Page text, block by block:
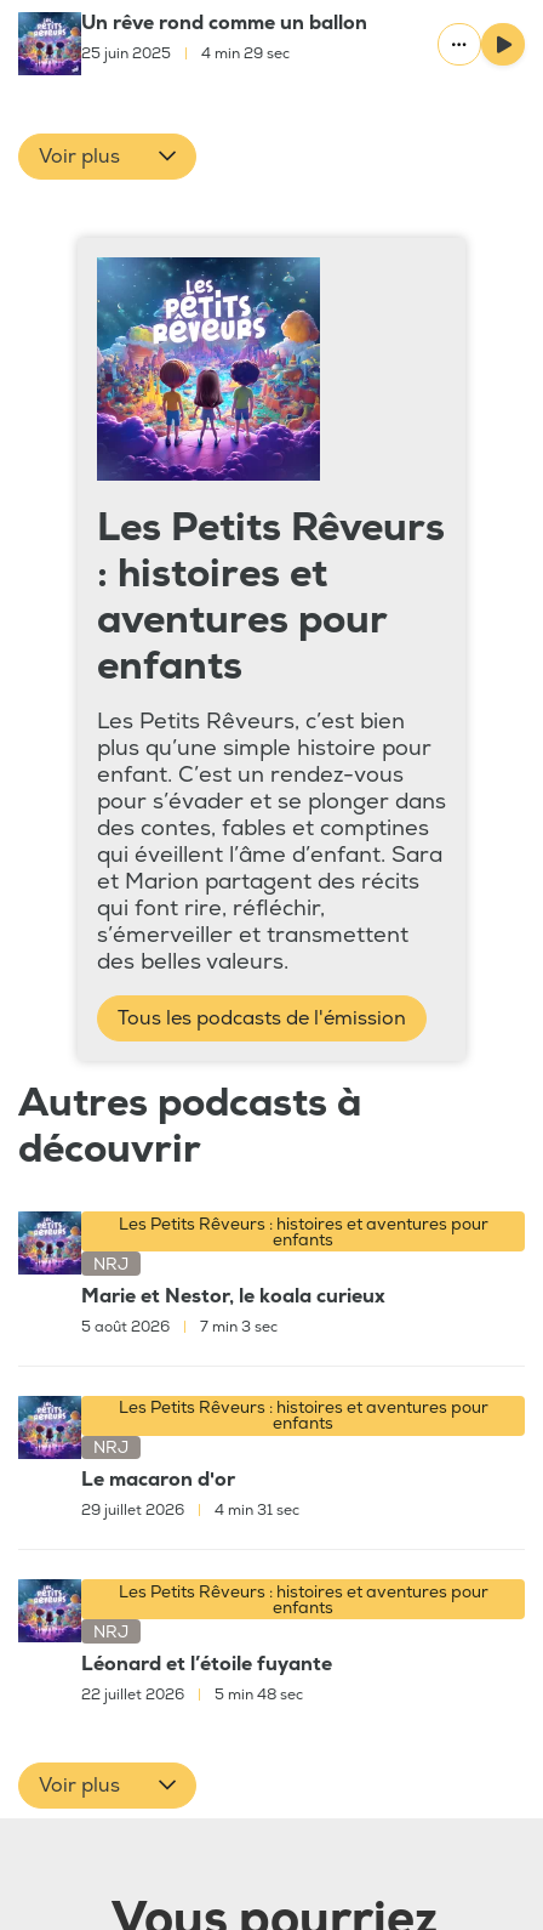
Un rêve rond comme un ballon
25 juin 2025 4 min 29 sec
Voir plus
Les Petits Rêveurs
: histoires et
aventures pour
enfants
Les Petits Rêveurs, c’est bien
plus qu’une simple histoire pour
enfant. C’est un rendez-vous
pour s’évader et se plonger dans
des contes, fables et comptines
qui éveillent l’âme d’enfant. Sara
et Marion partagent des récits
qui font rire, réfléchir,
s’émerveiller et transmettent
des belles valeurs.
Tous les podcasts de l'émission
Autres podcasts à
découvrir
Les Petits Rêveurs : histoires et aventures pour
enfants
NRJ
Marie et Nestor, le koala curieux
5 août 2026 7 min 3 sec
Les Petits Rêveurs : histoires et aventures pour
enfants
NRJ
Le macaron d'or
29 juillet 2026 4 min 31 sec
Les Petits Rêveurs : histoires et aventures pour
enfants
NRJ
Léonard et l’étoile fuyante
22 juillet 2026 5 min 48 sec
Voir plus